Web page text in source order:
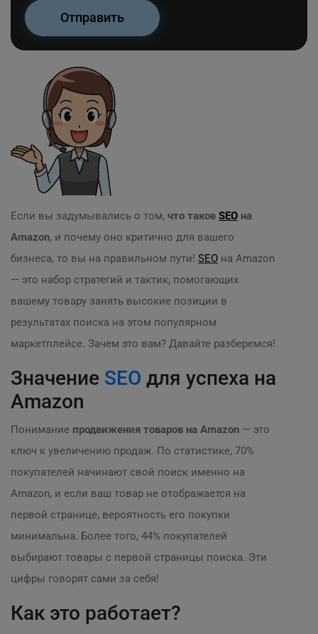
Если вы задумывались о том, что такое SEO на
Amazon, и почему оно критично для вашего
бизнеса, то вы на правильном пути! SEO на Amazon
— это набор стратегий и тактик, помогающих
вашему товару занять высокие позиции в
результатах поиска на этом популярном
маркетплейсе. Зачем это вам? Давайте разберемся!
Значение SEO для успеха на
Amazon
Понимание продвижения товаров на Amazon — это
ключ к увеличению продаж. По статистике, 70%
покупателей начинают свой поиск именно на
Amazon, и если ваш товар не отображается на
первой странице, вероятность его покупки
минимальна. Более того, 44% покупателей
выбирают товары с первой страницы поиска. Эти
цифры говорят сами за себя!
Как это работает?